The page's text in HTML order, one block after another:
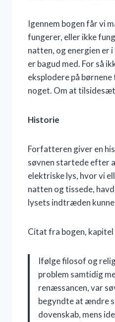
Igennem bogen får vi
fungerer, eller ikke
natten, og energien er
er bagud med. For så
eksplodere på
noget. Om at
Historie
Forfatteren giver en
søvnen startede efter
elektriske lys, hvor vi
natten og tissede,
lysets indtræden kunne
Citat fra bogen, kapitel
Ifølge filosof og
problem samtidig
renæssancen, var
begyndte at ændre
dovenskab, mens